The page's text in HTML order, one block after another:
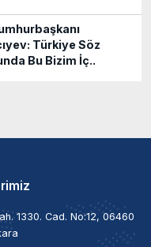
Türkiye Söz
Bu Bizim İç..
1330. Cad. No:12, 06460